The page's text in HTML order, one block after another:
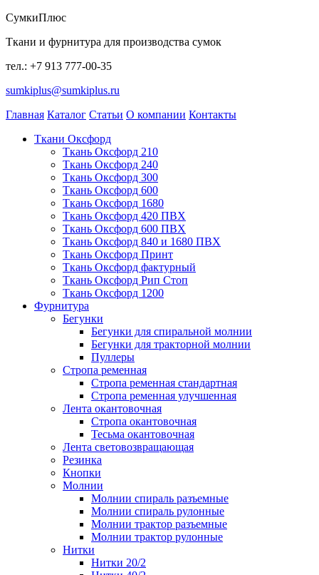
СумкиПлюс
Ткани и фурнитура для производства сумок
тел.: +7 913 777-00-35
sumkiplus@sumkiplus.ru
Главная Каталог Статьи О компании Контакты
Ткани Оксфорд
Ткань Оксфорд 210
Ткань Оксфорд 240
Ткань Оксфорд 300
Ткань Оксфорд 600
Ткань Оксфорд 1680
Ткань Оксфорд 420 ПВХ
Ткань Оксфорд 600 ПВХ
Ткань Оксфорд 840 и 1680 ПВХ
Ткань Оксфорд Принт
Ткань Оксфорд фактурный
Ткань Оксфорд Рип Стоп
Ткань Оксфорд 1200
Фурнитура
Бегунки
Бегунки для спиральной молнии
Бегунки для тракторной молнии
Пуллеры
Стропа ременная
Cтропа ременная стандартная
Cтропа ременная улучшенная
Лента окантовочная
Стропа окантовочная
Тесьма окантовочная
Лента световозвращающая
Резинка
Кнопки
Молнии
Молнии спираль разъемные
Молнии спираль рулонные
Молнии трактор разъемные
Молнии трактор рулонные
Нитки
Нитки 20/2